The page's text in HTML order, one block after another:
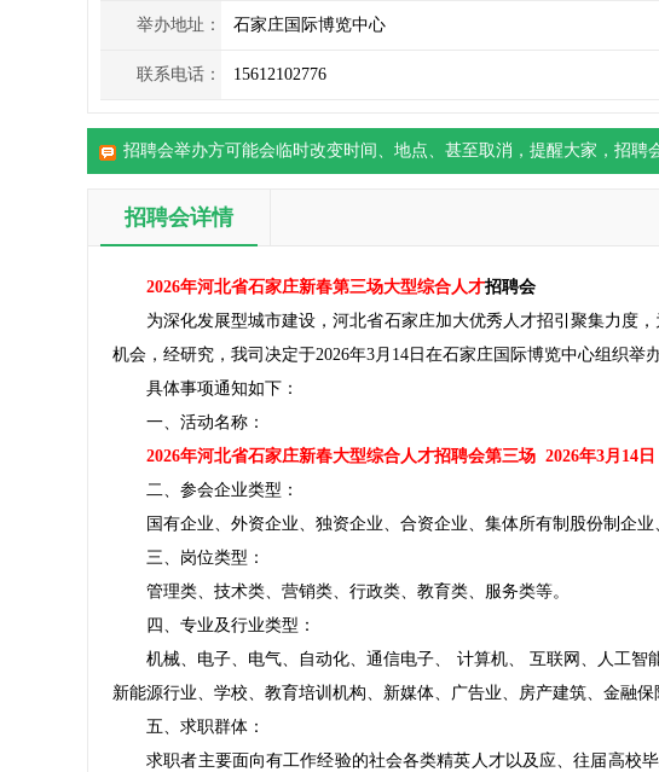
举办地址： 石家庄国际博览中心
联系电话： 15612102776
招聘会举办方可能会临时改变时间、地点、甚至取消，提醒大家， 招聘
招聘会详情
2026年河北省石家庄新春第三场大型综合人才招聘会
为深化发展型城市建设，河北省石家庄加大优秀人才招引聚集力度，
机会，经研究，我司决定于2026年3月14日在石家庄国际博览中心组织举
具体事项通知如下：
一、活动名称：
2026年河北省石家庄新春大型综合人才招聘会第三场 2026年3月14
二、参会企业类型：
国有企业、外资企业、独资企业、合资企业、集体所有制股份制企业
三、岗位类型：
管理类、技术类、营销类、行政类、教育类、服务类等。
四、专业及行业类型：
机械、电子、电气、自动化、通信电子、 计算机、 互联网、人工智
新能源行业、学校、教育培训机构、新媒体、广告业、房产建筑、金融
五、求职群体：
求职者主要面向有工作经验的社会各类精英人才以及应、往届高校毕